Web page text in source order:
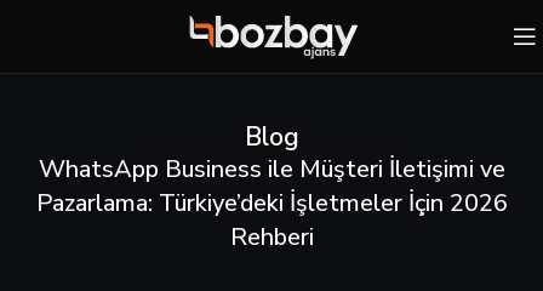
Blog
WhatsApp Business ile Müşteri İletişimi ve
Pazarlama: Türkiye’deki İşletmeler İçin 2026
Rehberi